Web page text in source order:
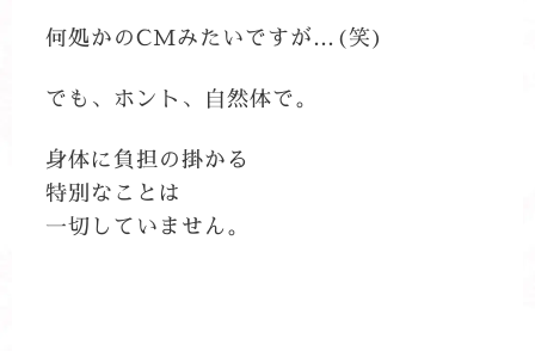
何処かのCMみたいですが…(笑)
でも、ホント、自然体で。
身体に負担の掛かる
特別なことは
一切していません。